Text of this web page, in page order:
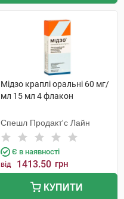
Мідзо краплі оральні 60 мг/
мл 15 мл 4 флакон
Спешл Продакт'с Лайн
Є в наявності
від 1413.50 грн
КУПИТИ